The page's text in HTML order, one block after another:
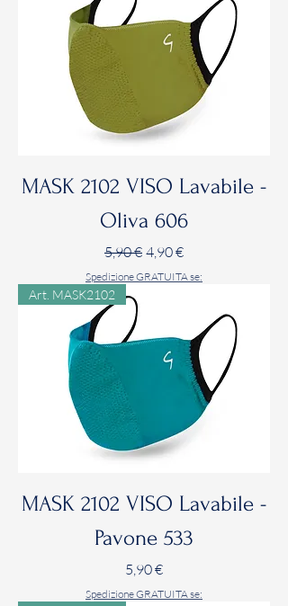
MASK 2102 VISO Lavabile -
Oliva 606
Prezzo regolare
5,90 € Prezzo scontato
4,90 €
Spedizione GRATUITA se:
Art. MASK2102
MASK 2102 VISO Lavabile -
Pavone 533
Prezzo
5,90 €
Spedizione GRATUITA se: